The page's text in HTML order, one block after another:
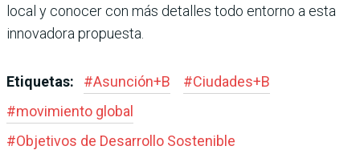
local y conocer con más detalles todo entorno a esta
innovadora propuesta.
Etiquetas: #Asunción+B #Ciudades+B
#movimiento global
#Objetivos de Desarrollo Sostenible